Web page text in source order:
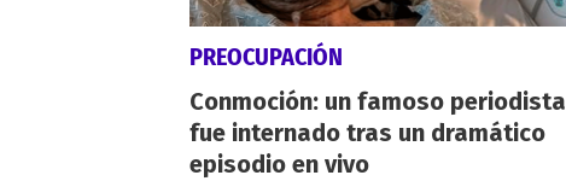
PREOCUPACIÓN
Conmoción: un famoso periodista
fue internado tras un dramático
episodio en vivo